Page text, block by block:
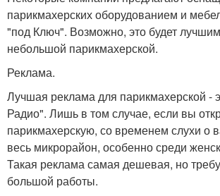
парикмахерских оборудованием и
"под Ключ". Возможно, это будет
небольшой парикмахерской.
Реклама.
Лучшая реклама для парикмахерской -
Радио". Лишь в том случае, если вы
парикмахерскую, со временем слухи о
весь микрорайон, особенно среди
Такая реклама самая дешевая, но
большой работы.